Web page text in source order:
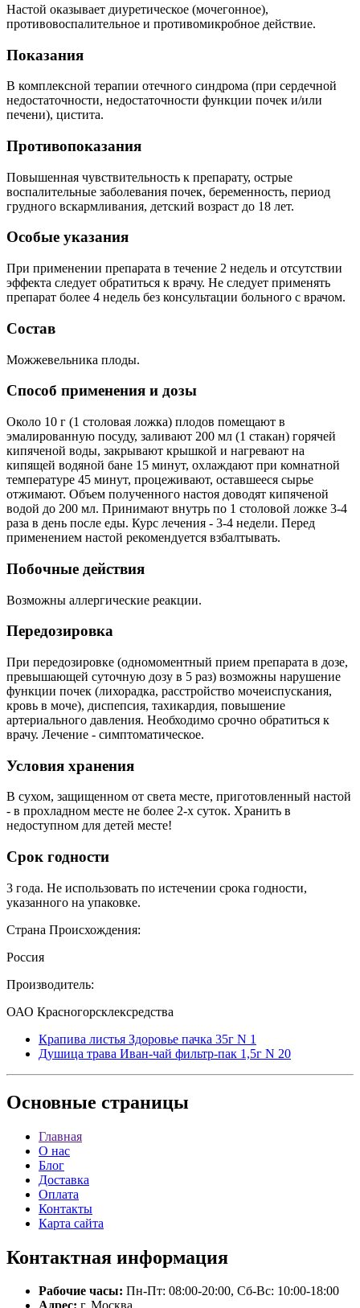
Настой оказывает диуретическое (мочегонное),
противовоспалительное и противомикробное действие.
Показания
В комплексной терапии отечного синдрома (при сердечной
недостаточности, недостаточности функции почек и/или
печени), цистита.
Противопоказания
Повышенная чувствительность к препарату, острые
воспалительные заболевания почек, беременность, период
грудного вскармливания, детский возраст до 18 лет.
Особые указания
При применении препарата в течение 2 недель и отсутствии
эффекта следует обратиться к врачу. Не следует применять
препарат более 4 недель без консультации больного с врачом.
Состав
Можжевельника плоды.
Способ применения и дозы
Около 10 г (1 столовая ложка) плодов помещают в
эмалированную посуду, заливают 200 мл (1 стакан) горячей
кипяченой воды, закрывают крышкой и нагревают на
кипящей водяной бане 15 минут, охлаждают при комнатной
температуре 45 минут, процеживают, оставшееся сырье
отжимают. Объем полученного настоя доводят кипяченой
водой до 200 мл. Принимают внутрь по 1 столовой ложке 3-4
раза в день после еды. Курс лечения - 3-4 недели. Перед
применением настой рекомендуется взбалтывать.
Побочные действия
Возможны аллергические реакции.
Передозировка
При передозировке (одномоментный прием препарата в дозе,
превышающей суточную дозу в 5 раз) возможны нарушение
функции почек (лихорадка, расстройство мочеиспускания,
кровь в моче), диспепсия, тахикардия, повышение
артериального давления. Необходимо срочно обратиться к
врачу. Лечение - симптоматическое.
Условия хранения
В сухом, защищенном от света месте, приготовленный настой
- в прохладном месте не более 2-х суток. Хранить в
недоступном для детей месте!
Срок годности
3 года. Не использовать по истечении срока годности,
указанного на упаковке.
Страна Происхождения:
Россия
Производитель:
ОАО Красногорсклексредства
Крапива листья Здоровье пачка 35г N 1
Душица трава Иван-чай фильтр-пак 1,5г N 20
Основные страницы
Главная
О нас
Блог
Доставка
Оплата
Контакты
Карта сайта
Контактная информация
Рабочие часы: Пн-Пт: 08:00-20:00, Сб-Вс: 10:00-18:00